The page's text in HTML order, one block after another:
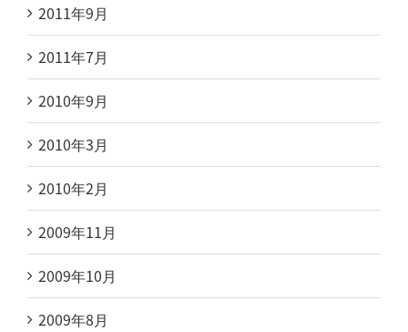
2011年9月
2011年7月
2010年9月
2010年3月
2010年2月
2009年11月
2009年10月
2009年8月